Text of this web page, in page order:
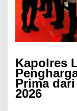
Kapolres
Prima
2026